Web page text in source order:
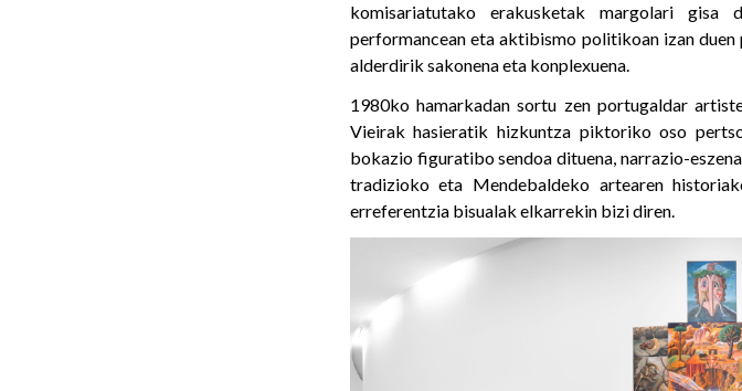
komisariatutako erakusketak margolari gisa
performancean eta aktibismo politikoan izan
alderdirik sakonena eta konplexuena.
1980ko hamarkadan sortu zen portugaldar
Vieirak hasieratik hizkuntza piktoriko oso
bokazio figuratibo sendoa dituena, narrazio-
tradizioko eta Mendebaldeko artearen
erreferentzia bisualak elkarrekin bizi diren.